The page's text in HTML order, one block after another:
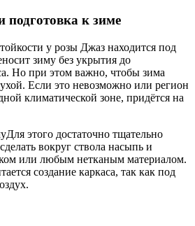
подготовка к зиме
у розы Джаз находится под
зиму без укрытия до
Но при этом важно, чтобы зима
Если это невозможно или регион
климатической зоне, придётся на
Для этого достаточно тщательно
вокруг ствола насыпь и
или любым нетканым материалом.
создание каркаса, так как под